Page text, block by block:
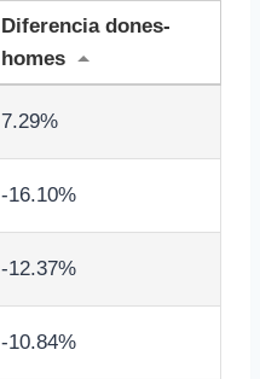
Diferencia dones-
homes
7.29%
-16.10%
-12.37%
-10.84%